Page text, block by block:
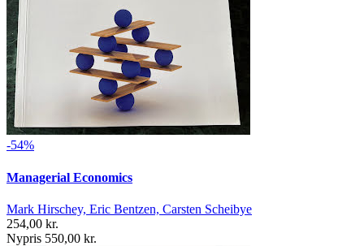
-54%
Managerial Economics
Mark Hirschey, Eric Bentzen, Carsten Scheibye
254,00 kr.
Nypris 550,00 kr.